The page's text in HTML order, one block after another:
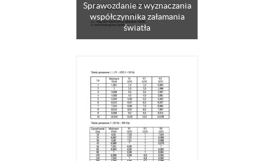
Sprawozdanie z wyznaczania
współczynnika załamania
światła